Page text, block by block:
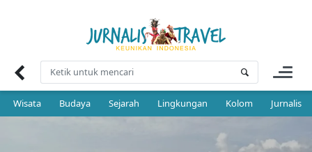
Wisata Budaya Sejarah Lingkungan Kolom Jurnalis